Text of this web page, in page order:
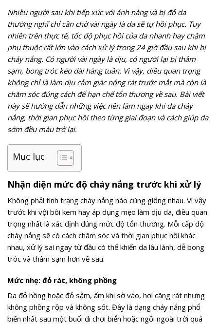
Nhiều người sau khi tiếp xúc với ánh nắng và bị đỏ da
thường nghĩ chỉ cần chờ vài ngày là da sẽ tự hồi phục. Tuy
nhiên trên thực tế, tốc độ phục hồi của da nhanh hay chậm
phụ thuộc rất lớn vào cách xử lý trong 24 giờ đầu sau khi bị
cháy nắng. Có người vài ngày là dịu, có người lại bị thâm
sạm, bong tróc kéo dài hàng tuần. Vì vậy, điều quan trọng
không chỉ là làm dịu cảm giác nóng rát trước mắt mà còn là
chăm sóc đúng cách để hạn chế tổn thương về sau. Bài viết
này sẽ hướng dẫn những việc nên làm ngay khi da cháy
nắng, thời gian phục hồi theo từng giai đoạn và cách giúp da
sớm đều màu trở lại.
Mục lục
Nhận diện mức độ cháy nắng trước khi xử lý
Không phải tình trạng cháy nắng nào cũng giống nhau. Vì vậy
trước khi vội bôi kem hay áp dụng mẹo làm dịu da, điều quan
trọng nhất là xác định đúng mức độ tổn thương. Mỗi cấp độ
cháy nắng sẽ có cách chăm sóc và thời gian phục hồi khác
nhau, xử lý sai ngay từ đầu có thể khiến da lâu lành, dễ bong
tróc và thâm sạm hơn về sau.
Mức nhẹ: đỏ rát, không phồng
Da đỏ hồng hoặc đỏ sậm, ấm khi sờ vào, hơi căng rát nhưng
không phồng rộp và không sốt. Đây là dạng cháy nắng phổ
biến nhất sau một buổi đi chơi biển hoặc ngồi ngoài trời quá